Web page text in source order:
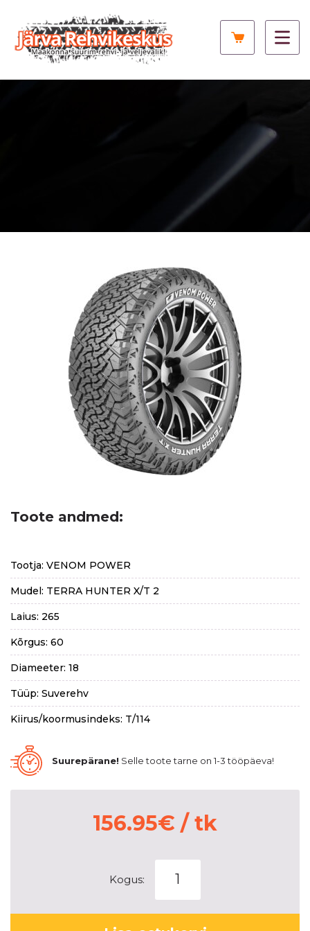
Toote andmed:
Tootja: VENOM POWER
Mudel: TERRA HUNTER X/T 2
Laius: 265
Kõrgus: 60
Diameeter: 18
Tüüp: Suverehv
Kiirus/koormusindeks: T/114
Suurepärane! Selle toote tarne on 1-3 tööpäeva!
156.95€ / tk
Kogus:
POWER
TERRA
HUNTER